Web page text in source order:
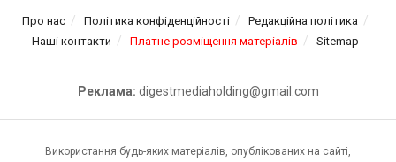
Про нас Політика конфіденційності
Редакційна політика
Наші контакти
Платне розміщення матеріалів Sitemap
Реклама: digestmediaholding@gmail.com
Використання будь-яких матеріалів, опублікованих на сайті,